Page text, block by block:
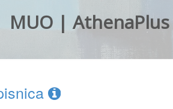
MUO | AthenaPlus